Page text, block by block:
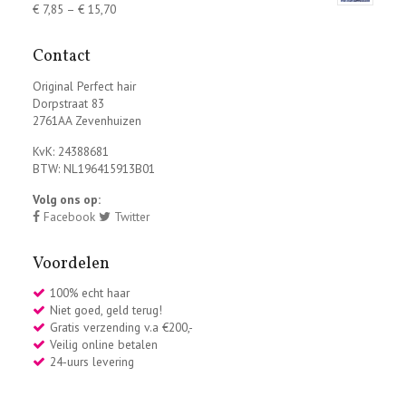
Rated5.00
out of 5
€7,85 – €15,70
Contact
Original Perfect hair
Dorpstraat 83
2761AA Zevenhuizen
KvK: 24388681
BTW: NL196415913B01
Volg ons op:
Facebook
Twitter
Voordelen
100% echt haar
Niet goed, geld terug!
Gratis verzending v.a €200,-
Veilig online betalen
24-uurs levering